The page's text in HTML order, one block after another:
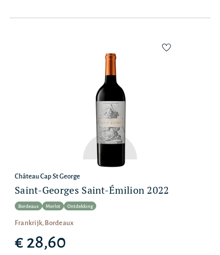
Château Cap St George
Saint-Georges Saint-Émilion 2022
Bordeaux Merlot Ontdekking
Frankrijk, Bordeaux
€ 28,60